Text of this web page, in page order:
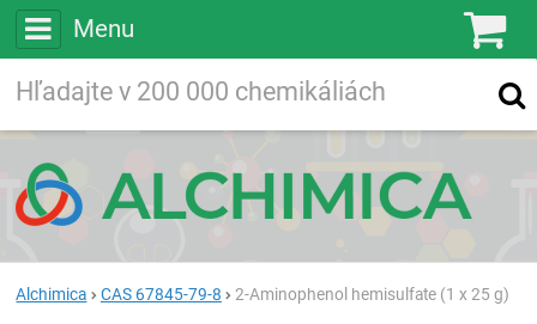
Menu
Vyhľadávanie
Alchimica CAS 67845-79-8 2-Aminophenol hemisulfate (1 x 25 g)